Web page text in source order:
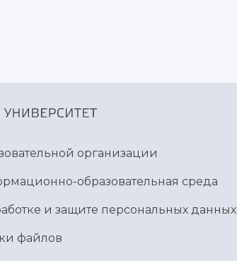
организации
образовательная среда
и защите персональных данных
файлов